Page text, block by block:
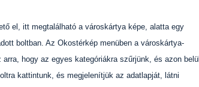
el, itt megtalálható a városkártya képe, alatta egy
boltban. Az Okostérkép menüben a városkártya-
hogy az egyes kategóriákra szűrjünk, és azon belül
kattintunk, és megjelenítjük az adatlapját, látni